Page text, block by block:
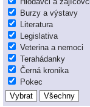
Burzy a výstavy
Literatura
Legislativa
Veterina a nemoci
Terahádanky
Černá kronika
Pokec